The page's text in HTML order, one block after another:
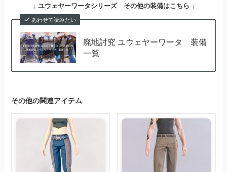
↓ ユウェヤーワータシリーズ その他の装備はこちら ↓
あわせて読みたい
廃地討究 ユウェヤーワータ 装備
一覧
その他の関連アイテム